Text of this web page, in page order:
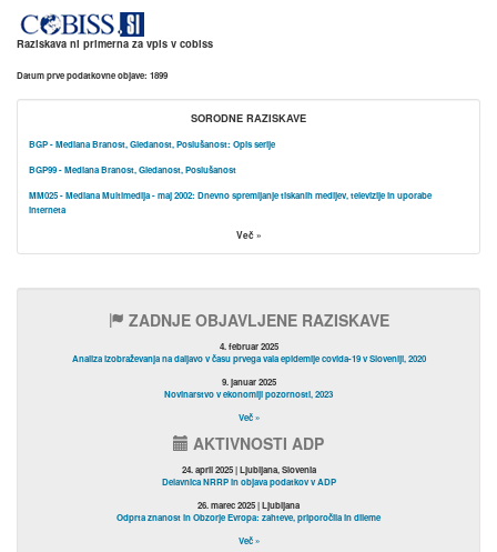
Raziskava ni primerna za vpis v cobiss
Datum prve podatkovne objave: 1899
SORODNE RAZISKAVE
BGP - Mediana Branost, Gledanost, Poslušanost: Opis serije
BGP99 - Mediana Branost, Gledanost, Poslušanost
MM025 - Mediana Multimedija - maj 2002: Dnevno spremljanje tiskanih medijev, televizije in uporabe
interneta
Več »
ZADNJE OBJAVLJENE RAZISKAVE
4. februar 2025
Analiza izobraževanja na daljavo v času prvega vala epidemije covida-19 v Sloveniji, 2020
9. januar 2025
Novinarstvo v ekonomiji pozornosti, 2023
Več »
AKTIVNOSTI ADP
24. april 2025 | Ljubljana, Slovenia
Delavnica NRRP in objava podatkov v ADP
26. marec 2025 | Ljubljana
Odprta znanost in Obzorje Evropa: zahteve, priporočila in dileme
Več »